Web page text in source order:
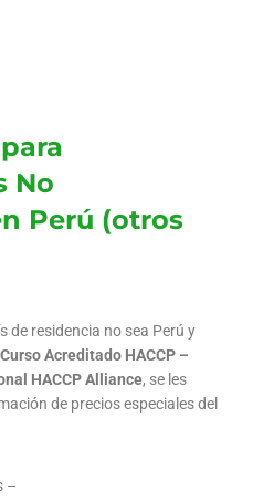
No
Perú (otros
de residencia no sea Perú y
Curso Acreditado HACCP –
HACCP Alliance, se les
de precios especiales del
–